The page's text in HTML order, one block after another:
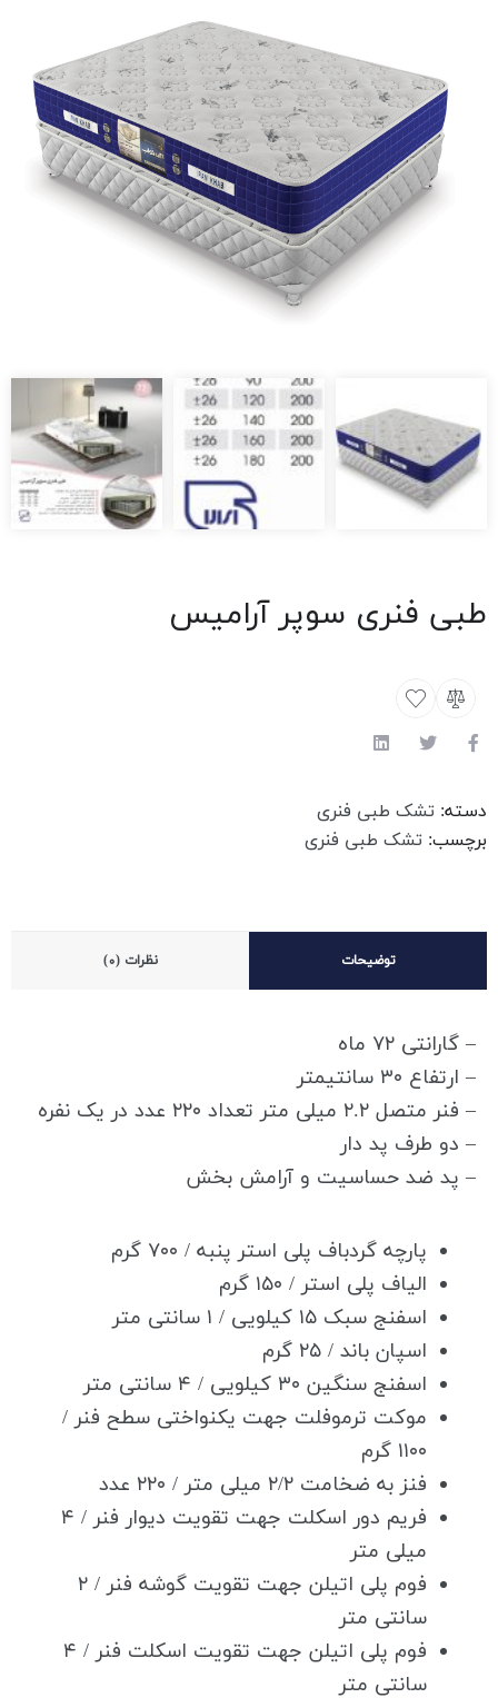
طبی فنری سوپر آرامیس
دسته: تشک طبی فنری
برچسب: تشک طبی فنری
توضیحات نظرات (0)
– گارانتی ۷۲ ماه
– ارتفاع ۳۰ سانتیمتر
– فنر متصل ۲.۲ میلی متر تعداد ۲۲۰ عدد در یک نفره
– دو طرف پد دار
– پد ضد حساسیت و آرامش بخش
پارچه گردباف پلی استر پنبه / ۷۰۰ گرم
الیاف پلی استر / ۱۵۰ گرم
اسفنج سبک ۱۵ کیلویی / ۱ سانتی متر
اسپان باند / ۲۵ گرم
اسفنج سنگین ۳۰ کیلویی / ۴ سانتی متر
موکت ترموفلت جهت یکنواختی سطح فنر /
۱۱۰۰ گرم
فنز به ضخامت ۲/۲ میلی متر / ۲۲۰ عدد
فریم دور اسکلت جهت تقویت دیوار فنر / ۴
میلی متر
فوم پلی اتیلن جهت تقویت گوشه فنر / ۲
سانتی متر
فوم پلی اتیلن جهت تقویت اسکلت فنر / ۴
سانتی متر